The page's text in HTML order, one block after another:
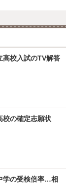
高校入試のTV解答
校の確定志願状
学の受検倍率…相